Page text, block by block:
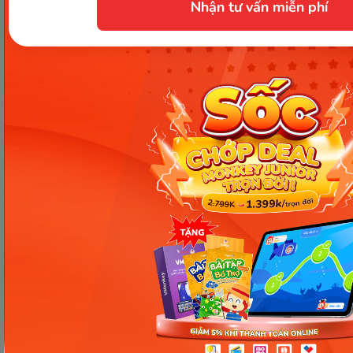
Nhận tư vấn miễn phí
[Thảo luận] Cơn thịnh nộ (ăn
vạ) của trẻ | Kỷ luật tích cực #17
Ngày 18: Vì sao bé nhanh quên
từ tiếng Anh? Cách giúp con
nhớ lâu mà không cần học
nhiều
Ngày 17: Bé nhận diện từ nhanh
qua hình ảnh – Chìa khóa giúp
con hiểu ngay không cần dịch
Ngày 16: Tăng tốc độ phản xạ và
ghi nhớ tiếng Anh – Giúp bé
hiểu và nói nhanh hơn